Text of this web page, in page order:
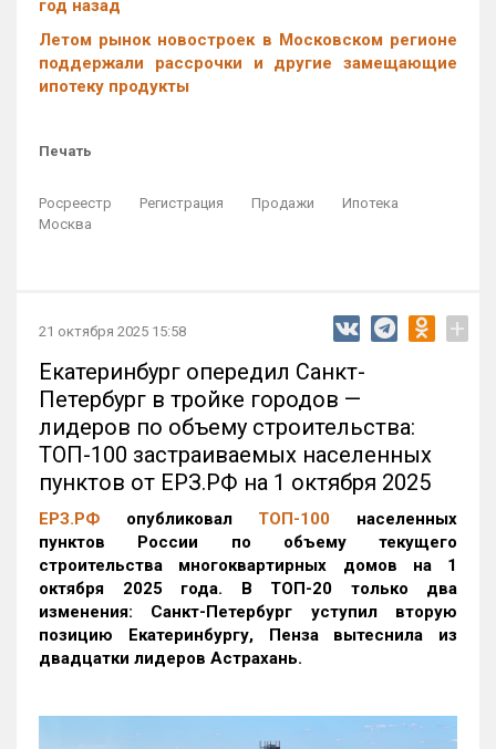
год назад
Летом рынок новостроек в Московском регионе
поддержали рассрочки и другие замещающие
ипотеку продукты
Печать
Росреестр Регистрация Продажи
Ипотека
Москва
21 октября 2025 15:58 +
Екатеринбург опередил Санкт-
Петербург в тройке городов —
лидеров по объему строительства:
ТОП-100 застраиваемых населенных
пунктов от ЕРЗ.РФ на 1 октября 2025
ЕРЗ.РФ опубликовал ТОП-100 населенных
пунктов России по объему текущего
строительства многоквартирных домов на 1
октября 2025 года. В ТОП-20 только два
изменения: Санкт-Петербург уступил вторую
позицию Екатеринбургу, Пенза вытеснила из
двадцатки лидеров Астрахань.